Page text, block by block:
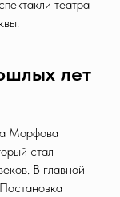
театра
лет
Морфова
стал
В главной